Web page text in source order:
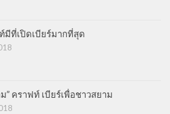
ที่เปิดเบียร์มากที่สุด
” คราฟท์ เบียร์เพื่อชาวสยาม